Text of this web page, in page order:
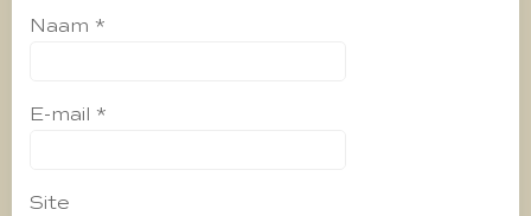
Naam *
E-mail *
Site